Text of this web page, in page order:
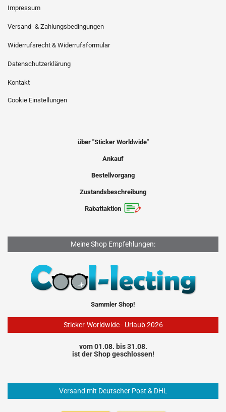
Impressum
Versand- & Zahlungsbedingungen
Widerrufsrecht & Widerrufsformular
Datenschutzerklärung
Kontakt
Cookie Einstellungen
über "Sticker Worldwide"
Ankauf
Bestellvorgang
Zustandsbeschreibung
Rabattaktion
Meine Shop Empfehlungen:
Sammler Shop!
Sticker-Worldwide - Urlaub 2026
vom 01.08. bis 31.08.
ist der Shop geschlossen!
Versand mit Deutscher Post & DHL